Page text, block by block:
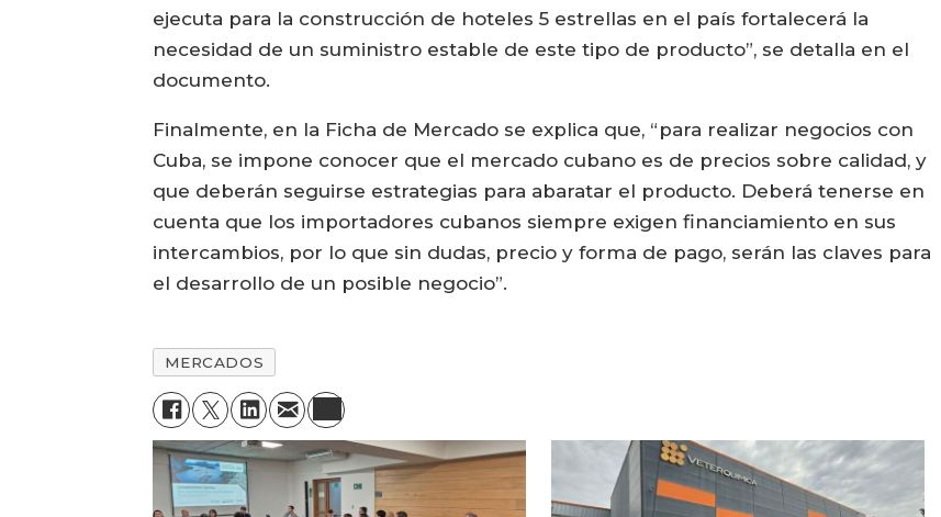
ejecuta para la construcción de hoteles 5 estrellas en el país fortalecerá la
necesidad de un suministro estable de este tipo de producto”, se detalla en el
documento.
Finalmente, en la Ficha de Mercado se explica que, “para realizar negocios con
Cuba, se impone conocer que el mercado cubano es de precios sobre calidad, y
que deberán seguirse estrategias para abaratar el producto. Deberá tenerse en
cuenta que los importadores cubanos siempre exigen financiamiento en sus
intercambios, por lo que sin dudas, precio y forma de pago, serán las claves para
el desarrollo de un posible negocio”.
MERCADOS